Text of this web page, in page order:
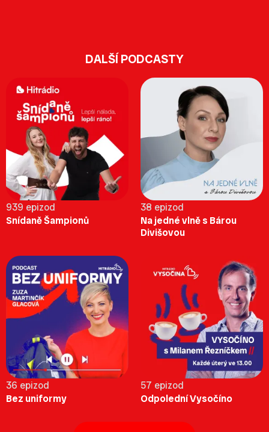
DALŠÍ PODCASTY
939 epizod
Snídaně Šampionů
38 epizod
Na jedné vlně s Bárou
Divišovou
36 epizod
Bez uniformy
57 epizod
Odpolední Vysočíno